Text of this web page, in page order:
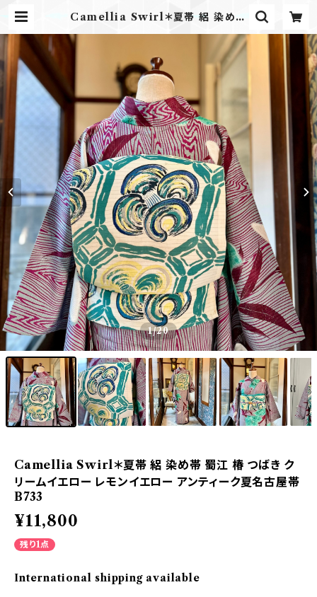
Camellia Swirl＊夏帯 絽 染め帯
モンイエロー アンティーク夏名古屋
帯 B733 | kimono tento
1/20
Camellia Swirl＊夏帯 絽 染め帯 蜀江 椿 つばき ク
リームイエロー レモンイエロー アンティーク夏名古屋帯
B733
¥11,800
残り1点
International shipping available